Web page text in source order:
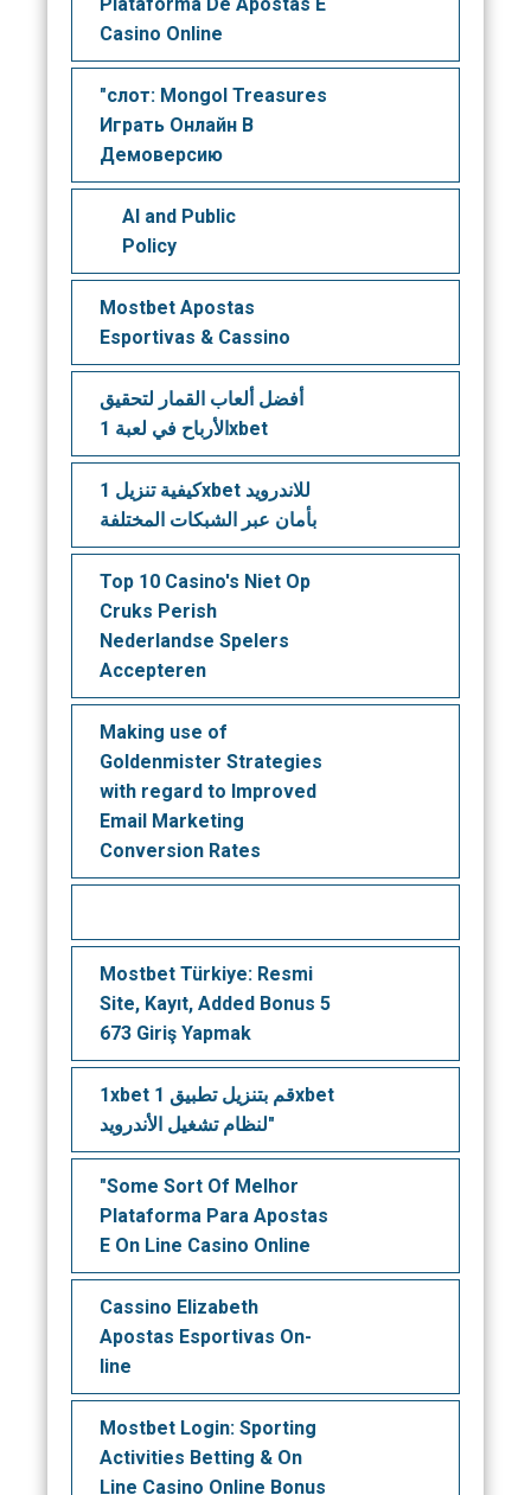
Casino Online
"слот: Mongol Treasures
Играть Онлайн В
Демоверсию
AI and Public
Policy
Mostbet Apostas
Esportivas & Cassino
أفضل ألعاب القمار لتحقيق
الأرباح في لعبة 1xbet
كيفية تنزيل 1xbet للاندرويد
بأمان عبر الشبكات المختلفة
Top 10 Casino's Niet Op
Cruks Perish
Nederlandse Spelers
Accepteren
Making use of
Goldenmister Strategies
with regard to Improved
Email Marketing
Conversion Rates
Mostbet Türkiye: Resmi
Site, Kayıt, Added Bonus 5
673 Giriş Yapmak
1xbet قم بتنزيل تطبيق 1xbet
لنظام تشغيل الأندرويد"
"Some Sort Of Melhor
Plataforma Para Apostas
E On Line Casino Online
Cassino Elizabeth
Apostas Esportivas On-
line
Mostbet Login: Sporting
Activities Betting & On
Line Casino Online Bonus